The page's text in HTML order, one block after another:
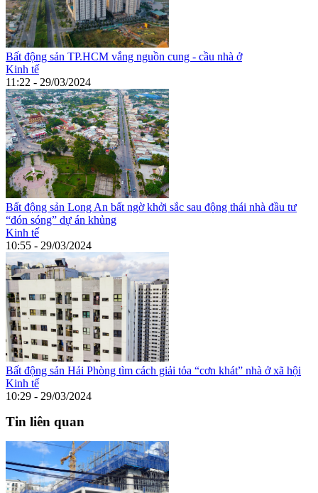
Bất động sản TP.HCM vắng nguồn cung - cầu nhà ở
Kinh tế
11:22 - 29/03/2024
Bất động sản Long An bất ngờ khởi sắc sau động thái nhà đầu tư
“đón sóng” dự án khủng
Kinh tế
10:55 - 29/03/2024
Bất động sản Hải Phòng tìm cách giải tỏa “cơn khát” nhà ở xã hội
Kinh tế
10:29 - 29/03/2024
Tin liên quan